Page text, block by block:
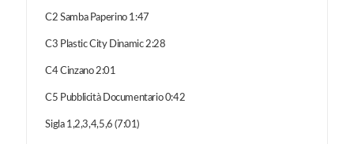
C2 Samba Paperino 1:47
C3 Plastic City Dinamic 2:28
C4 Cinzano 2:01
C5 Pubblicità Documentario 0:42
Sigla 1,2,3,4,5,6 (7:01)